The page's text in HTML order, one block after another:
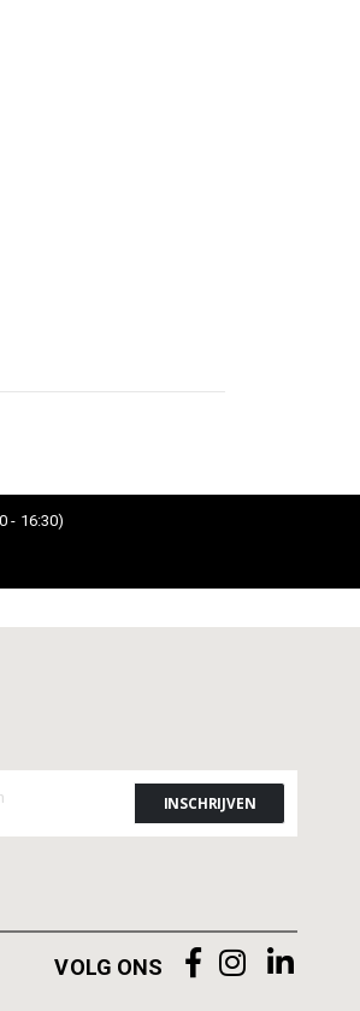
- 16:30)
VOLG ONS